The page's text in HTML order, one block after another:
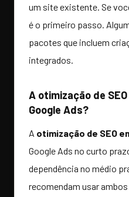
um site existente. Se
é o primeiro passo.
pacotes que incluem
integrados.
A otimização de
Google Ads?
A otimização de SEO
Google Ads no curto
dependência no médio
recomendam usar